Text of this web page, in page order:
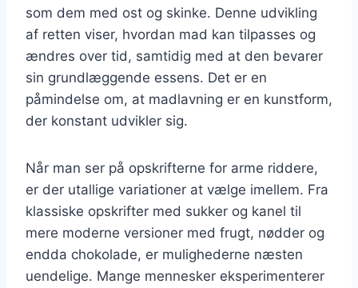
som dem med ost og skinke. Denne udvikling
af retten viser, hvordan mad kan tilpasses og
ændres over tid, samtidig med at den bevarer
sin grundlæggende essens. Det er en
påmindelse om, at madlavning er en kunstform,
der konstant udvikler sig.
Når man ser på opskrifterne for arme riddere,
er der utallige variationer at vælge imellem. Fra
klassiske opskrifter med sukker og kanel til
mere moderne versioner med frugt, nødder og
endda chokolade, er mulighederne næsten
uendelige. Mange mennesker eksperimenterer